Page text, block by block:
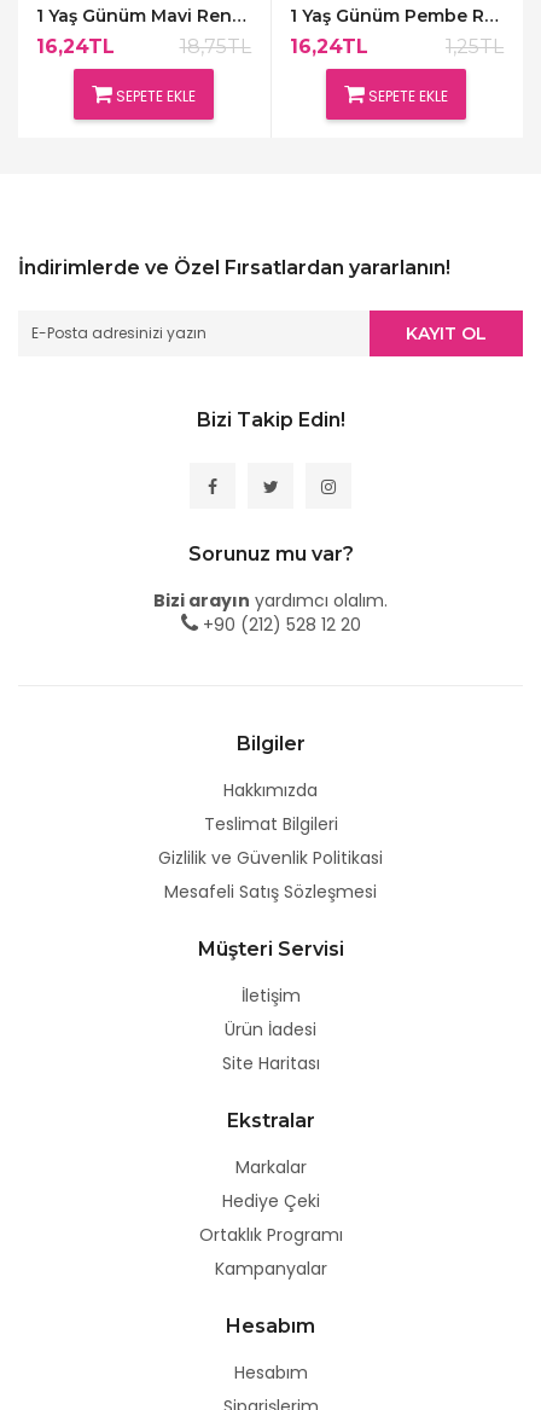
1 Yaş Günüm Mavi Renk Kapı Süsü,48x30cm
16,24TL 18,75TL
SEPETE EKLE
1 Yaş Günüm Pembe Renk Kapı Süsü,48x30cm
16,24TL 1,25TL
SEPETE EKLE
İndirimlerde ve Özel Fırsatlardan yararlanın!
KAYIT OL
Bizi Takip Edin!
Sorunuz mu var?
Bizi arayın yardımcı olalım.
+90 (212) 528 12 20
Bilgiler
Hakkımızda
Teslimat Bilgileri
Gizlilik ve Güvenlik Politikasi
Mesafeli Satış Sözleşmesi
Müşteri Servisi
İletişim
Ürün İadesi
Site Haritası
Ekstralar
Markalar
Hediye Çeki
Ortaklık Programı
Kampanyalar
Hesabım
Hesabım